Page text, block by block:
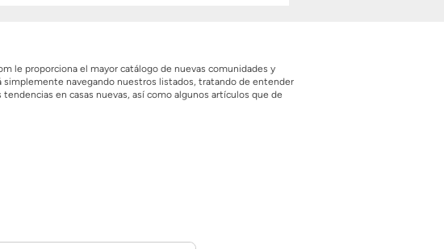
le proporciona el mayor catálogo de nuevas comunidades y
navegando nuestros listados, tratando de entender
en casas nuevas, así como algunos artículos que de